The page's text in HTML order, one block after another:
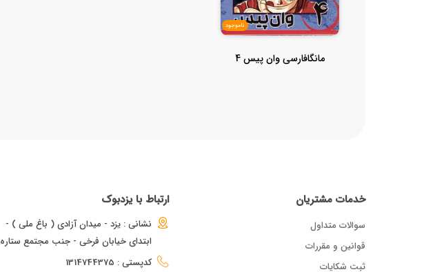
ناموجود
مانگافارسی وان پیس 4
خدمات مشتریان
سوالات متداول
قوانین و مقررات
ثبت شکایات
ارتباط با یزدبوک
نشانی : یزد - میدان آزادی ( باغ ملی ) -
ابتدای خیابان فرخی - جنب مجتمع ستاره
کدپستی : 1314744375